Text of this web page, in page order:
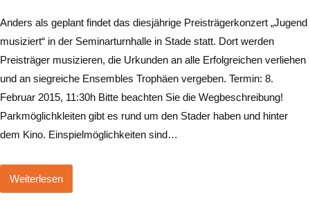
Anders als geplant findet das diesjährige Preisträgerkonzert „Jugend
musiziert“ in der Seminarturnhalle in Stade statt. Dort werden
Preisträger musizieren, die Urkunden an alle Erfolgreichen verliehen
und an siegreiche Ensembles Trophäen vergeben. Termin: 8.
Februar 2015, 11:30h Bitte beachten Sie die Wegbeschreibung!
Parkmöglichkleiten gibt es rund um den Stader haben und hinter
dem Kino. Einspielmöglichkeiten sind…
Weiterlesen